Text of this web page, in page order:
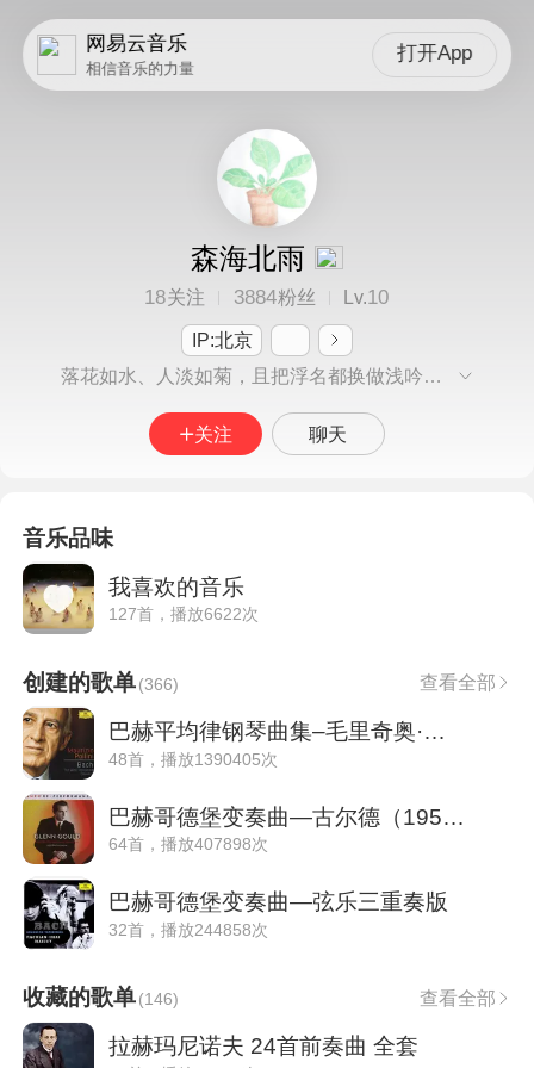
网易云音乐
相信音乐的力量
打开App
森海北雨
18关注 3884粉丝 Lv.10
IP:北京
落花如水、人淡如菊，且把浮名都换做浅吟低唱。
关注 聊天
音乐品味
我喜欢的音乐
127首，播放6622次
创建的歌单(366) 查看全部
巴赫平均律钢琴曲集–毛里奇奥·波利尼
48首，播放1390405次
巴赫哥德堡变奏曲—古尔德（1955&1981）
64首，播放407898次
巴赫哥德堡变奏曲—弦乐三重奏版
32首，播放244858次
收藏的歌单(146) 查看全部
拉赫玛尼诺夫 24首前奏曲 全套